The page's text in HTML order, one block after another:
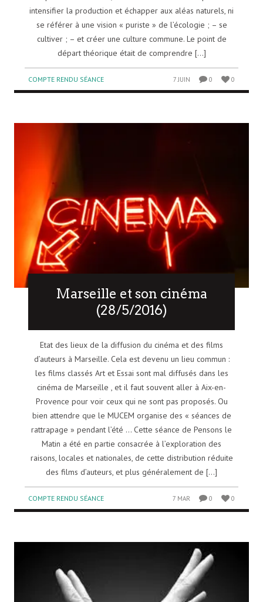
intensifier la production et échapper aux aléas naturels, ni
se référer à une vision « puriste » de l’écologie ; – se
cultiver ; – et créer une culture commune. Le point de
départ théorique était de comprendre [...]
COMPTE RENDU SÉANCE 7 JUIN 0 0
Marseille et son cinéma
(28/5/2016)
Etat des lieux de la diffusion du cinéma et des films
d’auteurs à Marseille. Cela est devenu un lieu commun :
les films classés Art et Essai sont mal diffusés dans les
cinéma de Marseille , et il faut souvent aller à Aix-en-
Provence pour voir ceux qui ne sont pas proposés. Ou
bien attendre que le MUCEM organise des « séances de
rattrapage » pendant l’été … Cette séance de Pensons le
Matin a été en partie consacrée à l’exploration des
raisons, locales et nationales, de cette distribution réduite
des films d’auteurs, et plus généralement de [...]
COMPTE RENDU SÉANCE 7 MAR 0 0